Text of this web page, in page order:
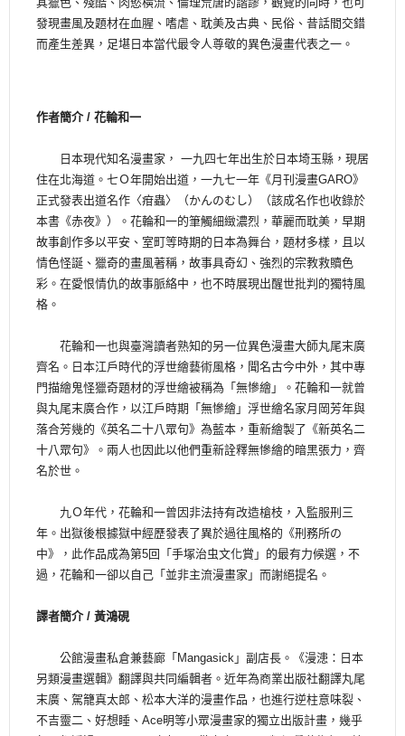
發現畫風及題材在血腥、嗜虐、耽美及古典、民俗、昔話間交錯
而產生差異，足堪日本當代最令人尊敬的異色漫畫代表之一。
作者簡介 / 花輪和一
日本現代知名漫畫家， 一九四七年出生於日本埼玉縣，現居
住在北海道。七Ｏ年開始出道，一九七一年《月刊漫畫GARO》
正式發表出道名作〈疳蟲〉（かんのむし）（該成名作也收錄於
本書《赤夜》）。花輪和一的筆觸細緻濃烈，華麗而耽美，早期
故事創作多以平安、室町等時期的日本為舞台，題材多樣，且以
情色怪誕、獵奇的畫風著稱，故事具奇幻、強烈的宗教救贖色
彩。在愛恨情仇的故事脈絡中，也不時展現出醒世批判的獨特風
格。
花輪和一也與臺灣讀者熟知的另一位異色漫畫大師丸尾末廣
齊名。日本江戶時代的浮世繪藝術風格，聞名古今中外，其中專
門描繪鬼怪獵奇題材的浮世繪被稱為「無慘繪」。花輪和一就曾
與丸尾末廣合作，以江戶時期「無慘繪」浮世繪名家月岡芳年與
落合芳幾的《英名二十八眾句》為藍本，重新繪製了《新英名二
十八眾句》。兩人也因此以他們重新詮釋無慘繪的暗黑張力，齊
名於世。
九Ｏ年代，花輪和一曾因非法持有改造槍枝，入監服刑三
年。出獄後根據獄中經歷發表了異於過往風格的《刑務所の
中》，此作品成為第5回「手塚治虫文化賞」的最有力候選，不
過，花輪和一卻以自己「並非主流漫畫家」而謝絕提名。
譯者簡介 / 黃鴻硯
公館漫畫私倉兼藝廊「Mangasick」副店長。《漫漶：日本
另類漫畫選輯》翻譯與共同編輯者。近年為商業出版社翻譯丸尾
末廣、駕籠真太郎、松本大洋的漫畫作品，也進行逆柱意味裂、
不吉靈二、好想睡、Ace明等小眾漫畫家的獨立出版計畫，幾乎